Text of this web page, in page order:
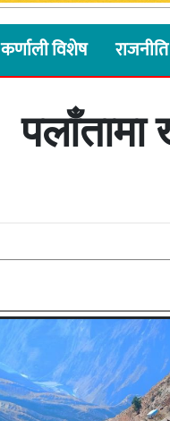
कर्णाली विशेष राजनीति